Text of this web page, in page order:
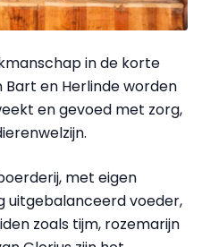
in de korte
en Herlinde worden
en gevoed met zorg,
met eigen
uitgebalanceerd voeder,
zoals tijm, rozemarijn